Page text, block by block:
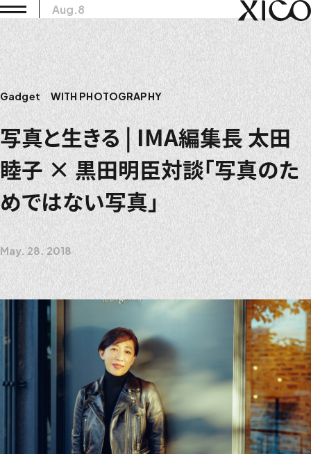
Aug.8
Gadget WITH PHOTOGRAPHY
写真と生きる | IMA編集長 太田
睦子 × 黒田明臣対談「写真のた
めではない写真」
May. 28. 2018